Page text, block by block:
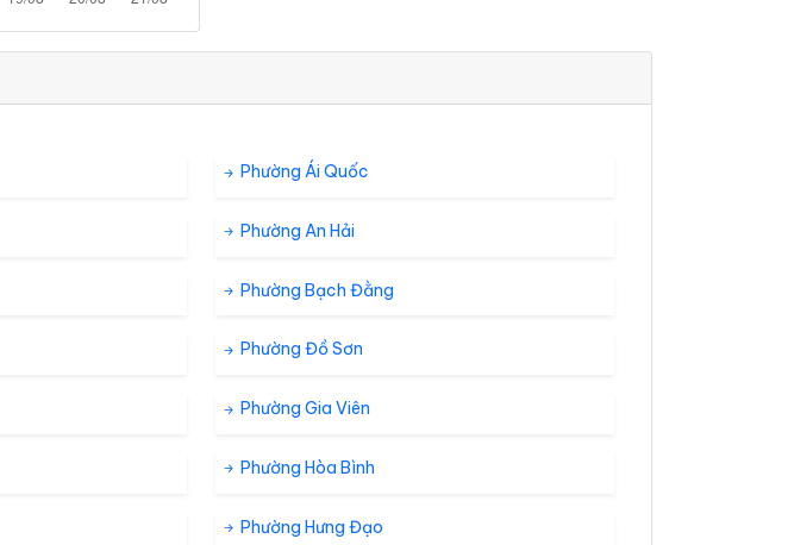
Phường Ái Quốc
Phường An Hải
Phường Bạch Đằng
Phường Đồ Sơn
Phường Gia Viên
Phường Hòa Bình
Phường Hưng Đạo